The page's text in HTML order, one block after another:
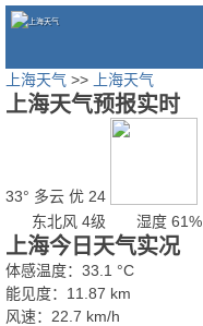
上海天气 >> 上海天气
上海天气预报实时
33° 多云 优 24
东北风 4级
湿度 61%
上海今日天气实况
体感温度：33.1 °C
能见度：11.87 km
风速：22.7 km/h